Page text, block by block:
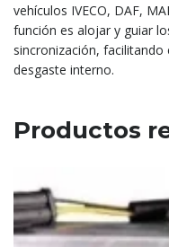
vehículos IVECO, DAF,
función es alojar y guiar
sincronización,
desgaste interno.
Productos